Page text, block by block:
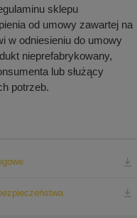
sklepu
od umowy zawartej na
w odniesieniu do umowy
nieprefabrykowany,
lub służący
potrzeb.